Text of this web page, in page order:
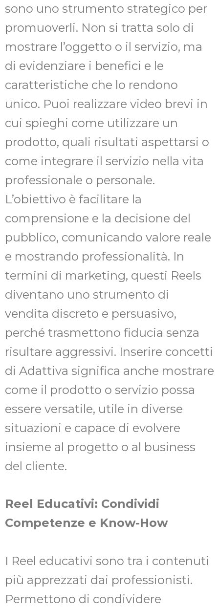
sono uno strumento strategico per
promuoverli. Non si tratta solo di
mostrare l’oggetto o il servizio, ma
di evidenziare i benefici e le
caratteristiche che lo rendono
unico. Puoi realizzare video brevi in
cui spieghi come utilizzare un
prodotto, quali risultati aspettarsi o
come integrare il servizio nella vita
professionale o personale.
L’obiettivo è facilitare la
comprensione e la decisione del
pubblico, comunicando valore reale
e mostrando professionalità. In
termini di marketing, questi Reels
diventano uno strumento di
vendita discreto e persuasivo,
perché trasmettono fiducia senza
risultare aggressivi. Inserire concetti
di Adattiva significa anche mostrare
come il prodotto o servizio possa
essere versatile, utile in diverse
situazioni e capace di evolvere
insieme al progetto o al business
del cliente.
Reel Educativi: Condividi
Competenze e Know-How
I Reel educativi sono tra i contenuti
più apprezzati dai professionisti.
Permettono di condividere